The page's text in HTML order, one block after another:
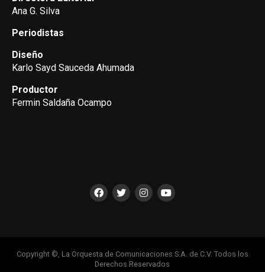
Ana G. Silva
Periodistas
Diseño
Karlo Sayd Sauceda Ahumada
Productor
Fermin Saldaña Ocampo
Copyright ©, La Orquesta de Comunicaciones S.A. de C.V. Todos los
Derechos Reservados